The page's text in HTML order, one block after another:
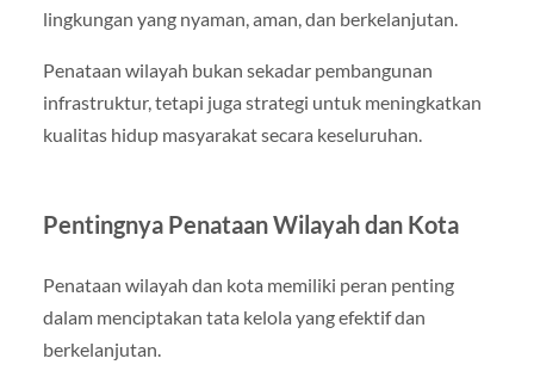
lingkungan yang nyaman, aman, dan berkelanjutan.
Penataan wilayah bukan sekadar pembangunan
infrastruktur, tetapi juga strategi untuk meningkatkan
kualitas hidup masyarakat secara keseluruhan.
Pentingnya Penataan Wilayah dan Kota
Penataan wilayah dan kota memiliki peran penting
dalam menciptakan tata kelola yang efektif dan
berkelanjutan.